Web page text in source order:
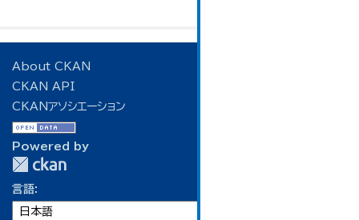
About CKAN
CKAN API
CKANアソシエーション
Powered by
言語